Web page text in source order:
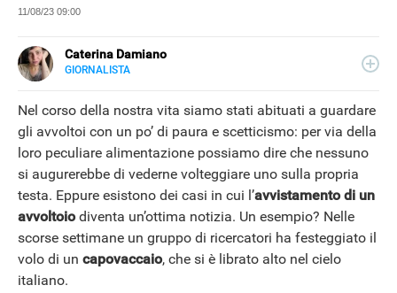
NEWS
11/08/23 09:00
Caterina Damiano
GIORNALISTA
LINKEDIN
scrive e ottimizza i contenuti per i motori di ricerca. Dal
2022 collabora con Libero Tecnologia per la sezione
Scienza.
Nel corso della nostra vita siamo stati abituati a guardare
gli avvoltoi con un po’ di paura e scetticismo: per via della
loro peculiare alimentazione possiamo dire che nessuno
si augurerebbe di vederne volteggiare uno sulla propria
testa. Eppure esistono dei casi in cui l’avvistamento di un
avvoltoiodiventa un’ottima notizia. Un esempio? Nelle
scorse settimane un gruppo di ricercatori ha festeggiato il
volo di un capovaccaio, che si è librato alto nel cielo
italiano.